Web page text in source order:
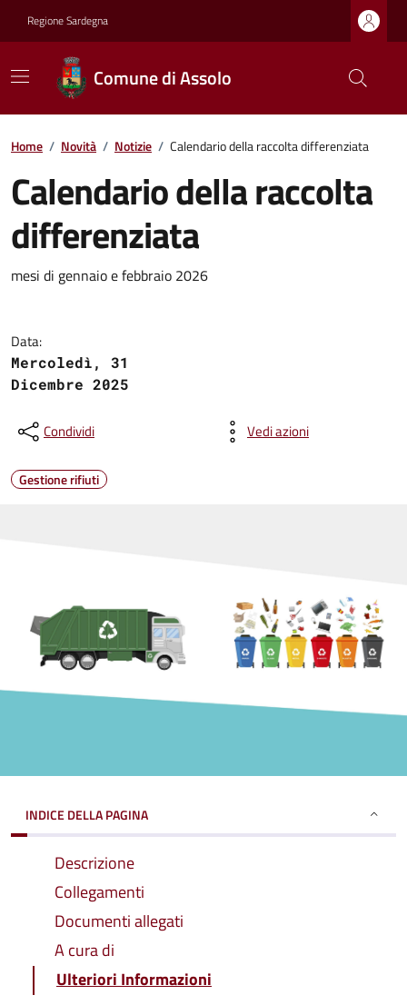
Regione Sardegna
Comune di Assolo
Home / Novità / Notizie / Calendario della raccolta differenziata
Calendario della raccolta
differenziata
mesi di gennaio e febbraio 2026
Data:
Mercoledì, 31
Dicembre 2025
Condividi Vedi azioni
Gestione rifiuti
INDICE DELLA PAGINA
Descrizione
Collegamenti
Documenti allegati
A cura di
Ulteriori Informazioni